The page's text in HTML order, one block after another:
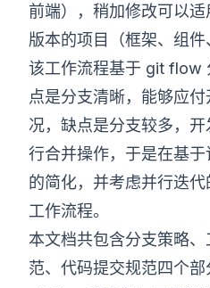
前端），稍加修改可以
版本的项目（框架、组件
该工作流程基于 git flow
点是分支清晰，能够应
况，缺点是分支较多，
行合并操作，于是在基
的简化，并考虑并行迭
工作流程。
本文档共包含分支策略
范、代码提交规范四个